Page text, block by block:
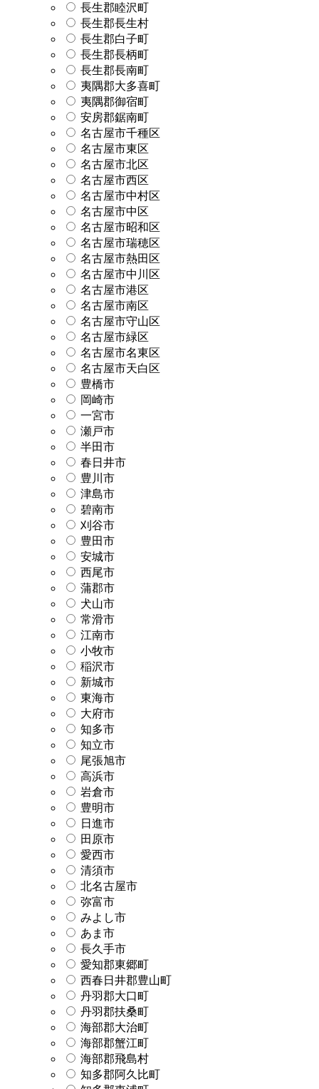
長生郡睦沢町
長生郡長生村
長生郡白子町
長生郡長柄町
長生郡長南町
夷隅郡大多喜町
夷隅郡御宿町
安房郡鋸南町
名古屋市千種区
名古屋市東区
名古屋市北区
名古屋市西区
名古屋市中村区
名古屋市中区
名古屋市昭和区
名古屋市瑞穂区
名古屋市熱田区
名古屋市中川区
名古屋市港区
名古屋市南区
名古屋市守山区
名古屋市緑区
名古屋市名東区
名古屋市天白区
豊橋市
岡崎市
一宮市
瀬戸市
半田市
春日井市
豊川市
津島市
碧南市
刈谷市
豊田市
安城市
西尾市
蒲郡市
犬山市
常滑市
江南市
小牧市
稲沢市
新城市
東海市
大府市
知多市
知立市
尾張旭市
高浜市
岩倉市
豊明市
日進市
田原市
愛西市
清須市
北名古屋市
弥富市
みよし市
あま市
長久手市
愛知郡東郷町
西春日井郡豊山町
丹羽郡大口町
丹羽郡扶桑町
海部郡大治町
海部郡蟹江町
海部郡飛島村
知多郡阿久比町